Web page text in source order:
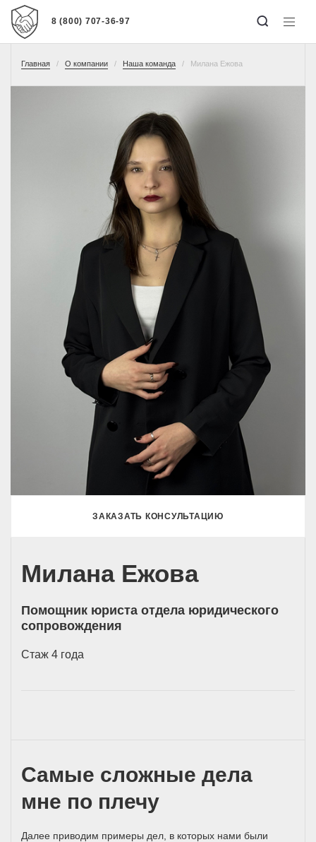
8 (800) 707-36-97
Главная О компании Наша команда Милана Ежова
ЗАКАЗАТЬ КОНСУЛЬТАЦИЮ
Милана Ежова
Помощник юриста отдела юридического
сопровождения
Стаж 4 года
Самые сложные дела
мне по плечу
Далее приводим примеры дел, в которых нами были